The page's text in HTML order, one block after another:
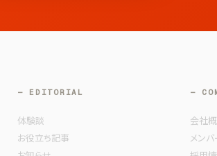
— EDITORIAL
体験談
お役立ち記事
—
会社
メンバ